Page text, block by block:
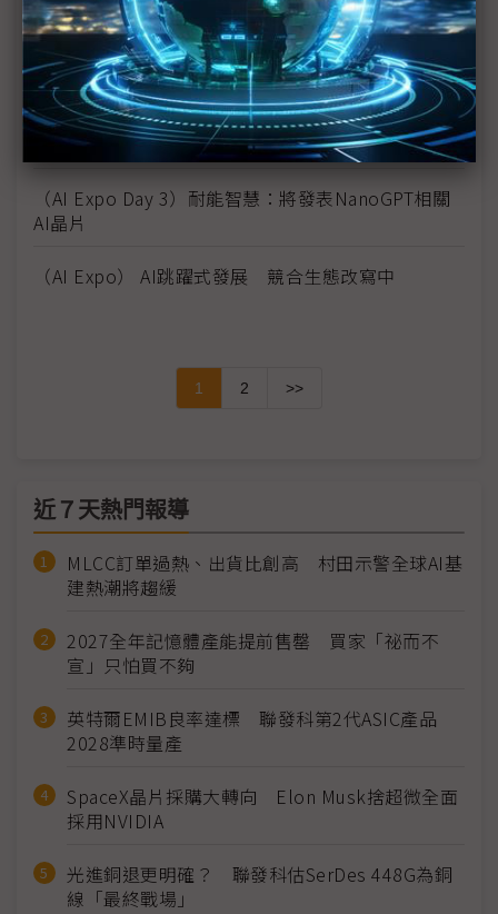
台灣迎最大退休潮衝擊 智慧工廠是最佳解
AI智造改善缺工，長期卻可能衝擊社會結構？
（AI Expo）培養未來人才 高中生「超前部署」AI
（AI Expo Day 3）耐能智慧：將發表NanoGPT相關
AI晶片
（AI Expo） AI跳躍式發展 競合生態改寫中
1 2 >>
近７天熱門報導
MLCC訂單過熱、出貨比創高 村田示警全球AI基
建熱潮將趨緩
2027全年記憶體產能提前售罄 買家「祕而不
宣」只怕買不夠
英特爾EMIB良率達標 聯發科第2代ASIC產品
2028準時量產
SpaceX晶片採購大轉向 Elon Musk捨超微全面
採用NVIDIA
光進銅退更明確？ 聯發科估SerDes 448G為銅
線「最終戰場」